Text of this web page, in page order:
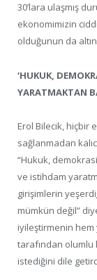
30’lara ulaşmış
ekonomimizin
olduğunun da
‘HUKUK,
YARATMAKTAN
Erol Bilecik, hiçbir
sağlanmadan
“Hukuk,
ve istihdam
girişimlerin
mümkün değil”
iyileştirmenin hem
tarafından olumlu
istediğini dile